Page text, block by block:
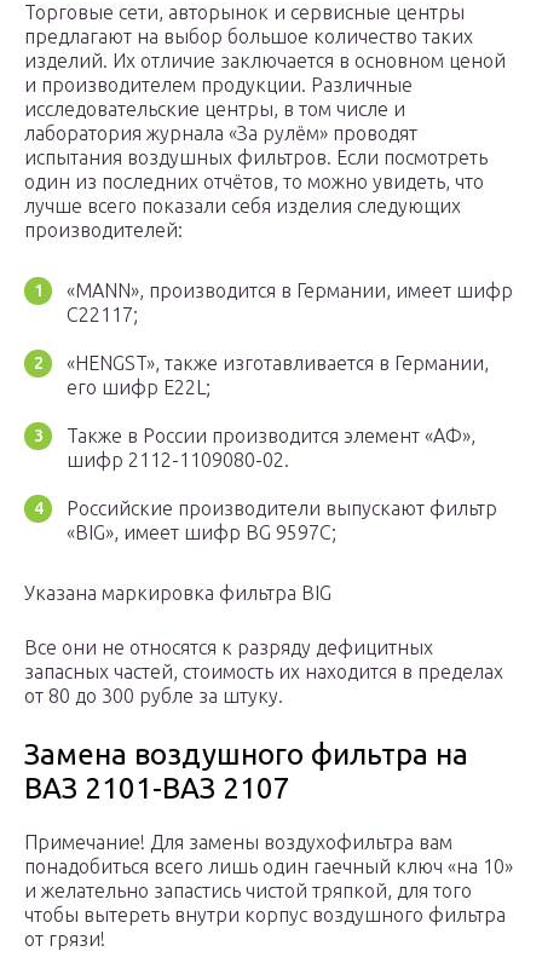
Торговые сети, авторынок и сервисные центры
предлагают на выбор большое количество таких
изделий. Их отличие заключается в основном ценой
и производителем продукции. Различные
исследовательские центры, в том числе и
лаборатория журнала «За рулём» проводят
испытания воздушных фильтров. Если посмотреть
один из последних отчётов, то можно увидеть, что
лучше всего показали себя изделия следующих
производителей:
«MANN», производится в Германии, имеет шифр
С22117;
«HENGST», также изготавливается в Германии,
его шифр E22L;
Также в России производится элемент «АФ»,
шифр 2112-1109080-02.
Российские производители выпускают фильтр
«BIG», имеет шифр BG 9597С;
Указана маркировка фильтра BIG
Все они не относятся к разряду дефицитных
запасных частей, стоимость их находится в пределах
от 80 до 300 рубле за штуку.
Замена воздушного фильтра на
ВАЗ 2101-ВАЗ 2107
Примечание! Для замены воздухофильтра вам
понадобиться всего лишь один гаечный ключ «на 10»
и желательно запастись чистой тряпкой, для того
чтобы вытереть внутри корпус воздушного фильтра
от грязи!